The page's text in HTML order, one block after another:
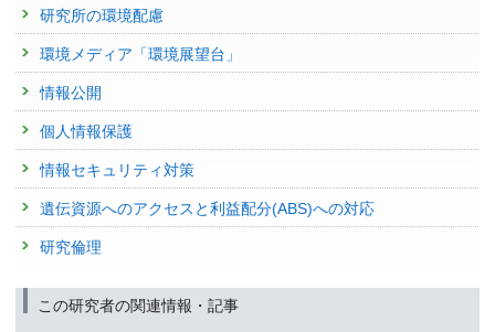
23613 : 地球規模の気候変動リスク管理戦略の総合解析に関する研究
2015年度
22993 : 地球温暖化に関わる地球規模リスクに関する研究
23131 : 気候感度に関する不確実性の低減化
23239 : 地球規模の気候変動リスク管理戦略の総合解析に関する研究
2014年度
22634 : 気候感度に関する不確実性の低減化
発表者 :塩竈秀夫
掲載誌 :ニチレイグループ広報誌『OriOri』2022/夏号, 63(56):5-
11 (2022)
その他
降水量の将来変化予測の不確実性低減
発表者 :塩竈秀夫
掲載誌 :CROSS T＆T, (71):19-22 (2022)
査読付き 原著論文
Summertime Rossby waves in climate models: substantial
upper-level circulation
Reerink T., Seneviratne S.I., Shiogama H.(塩竈秀夫)
研究発表
2100年を超える地球システムの長期応答・ティッピングポ
イントと不可逆性
発表者 :横畠徳太,MELNIKOVA Irina,渡辺泰士,林未知也,塩竈秀夫,仁科
一哉,高尾信太郎
学会等名称 :日本気象学会秋季大会 (2025)
研究発表
気候変動が引き起こす21世紀中の世代間・世代内衡平性に
係る要因分解分析
学会等名称 :環境科学会2024年会 (2024)
2023年度:「科学技術と社会との関係性を踏まえた中長期的に振興すべ
き研究テーマの抽出」における「環境・資源・エネルギー分科会」委
員(文部科学省 科学技術・学術政策研究所)
2023年度:
2023年度: 令和5年度 気候変動による災害激甚化に関する影響評価検討
委員会委員
(環境省 地球環境局気候変動適応室)
2022年度:
公益社団法人日本地球惑星科学連合環境災害対応委員会委
員(日本地球惑星科学連合)
2022年度:
2022年度:日本気象学会第42期委員会委員
研究所の環境配慮
環境メディア「環境展望台」
情報公開
個人情報保護
情報セキュリティ対策
遺伝資源へのアクセスと利益配分(ABS)への対応
研究倫理
この研究者の関連情報・記事